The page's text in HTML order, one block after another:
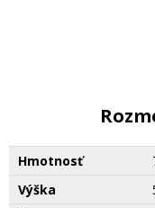
Hmotnosť
Výška